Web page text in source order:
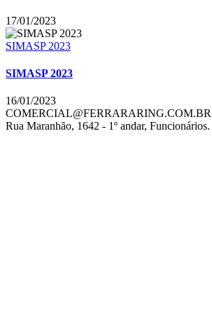
17/01/2023
SIMASP 2023
SIMASP 2023
16/01/2023
COMERCIAL@FERRARARING.COM.BR
Rua Maranhão, 1642 - 1º andar,